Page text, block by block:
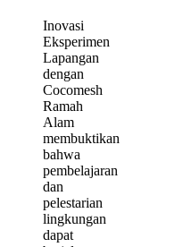
Inovasi
Eksperimen
Lapangan
dengan
Cocomesh
Ramah
Alam
membuktikan
bahwa
pembelajaran
dan
pelestarian
lingkungan
dapat